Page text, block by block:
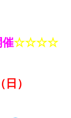
☆☆☆☆
）